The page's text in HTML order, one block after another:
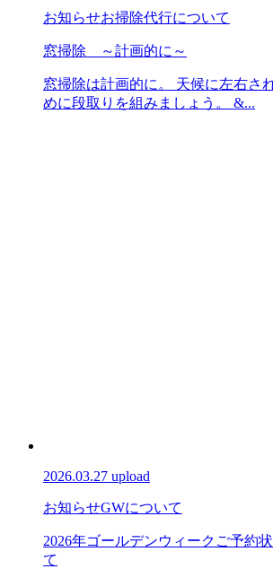
お知らせお掃除代行について
窓掃除 ～計画的に～
窓掃除は計画的に。 天候に左右さ
めに段取りを組みましょう。 &...
2026.03.27 upload
お知らせGWについて
2026年ゴールデンウィークご予約
て